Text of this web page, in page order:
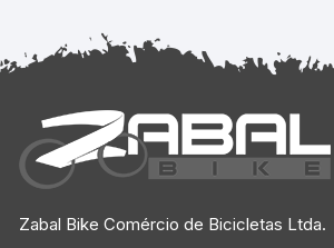
Zabal Bike Comércio de Bicicletas Ltda.